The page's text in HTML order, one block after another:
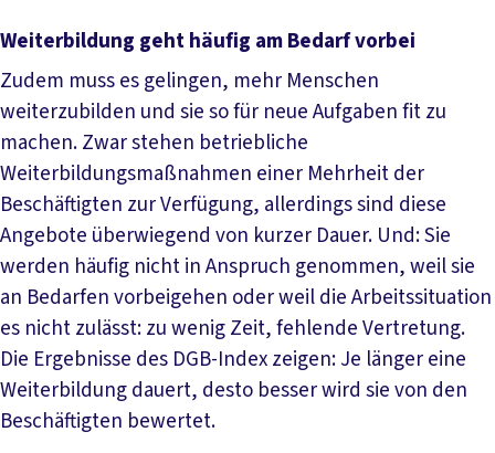
Weiterbildung geht häufig am Bedarf vorbei
Zudem muss es gelingen, mehr Menschen
weiterzubilden und sie so für neue Aufgaben fit zu
machen. Zwar stehen betriebliche
Weiterbildungsmaßnahmen einer Mehrheit der
Beschäftigten zur Verfügung, allerdings sind diese
Angebote überwiegend von kurzer Dauer. Und: Sie
werden häufig nicht in Anspruch genommen, weil sie
an Bedarfen vorbeigehen oder weil die Arbeitssituation
es nicht zulässt: zu wenig Zeit, fehlende Vertretung.
Die Ergebnisse des DGB-Index zeigen: Je länger eine
Weiterbildung dauert, desto besser wird sie von den
Beschäftigten bewertet.